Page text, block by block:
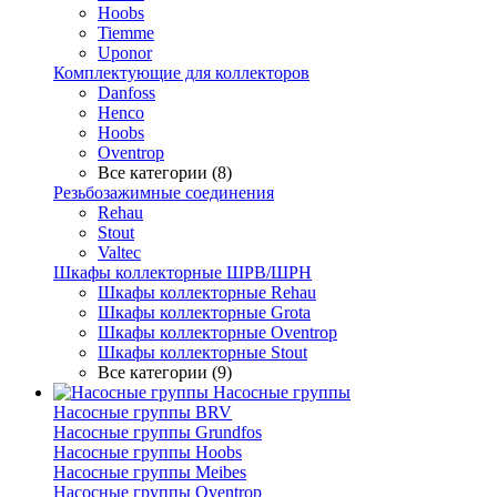
Hoobs
Tiemme
Uponor
Комплектующие для коллекторов
Danfoss
Henco
Hoobs
Oventrop
Все категории (8)
Резьбозажимные соединения
Rehau
Stout
Valtec
Шкафы коллекторные ШРВ/ШРН
Шкафы коллекторные Rehau
Шкафы коллекторные Grota
Шкафы коллекторные Oventrop
Шкафы коллекторные Stout
Все категории (9)
Насосные группы
Насосные группы BRV
Насосные группы Grundfos
Насосные группы Hoobs
Насосные группы Meibes
Насосные группы Oventrop